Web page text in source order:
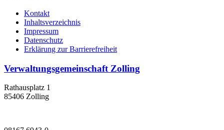
Kontakt
Inhaltsverzeichnis
Impressum
Datenschutz
Erklärung zur Barrierefreiheit
Verwaltungsgemeinschaft Zolling
Rathausplatz 1
85406 Zolling